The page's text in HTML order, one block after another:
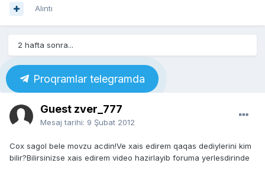
Alıntı
2 hafta sonra...
Proqramlar telegramda
Guest zver_777
Mesaj tarihi: 9 Şubat 2012
Cox sagol bele movzu acdin!Ve xais edirem qaqas dediylerini kim
bilir?Bilirsinizse xais edirem video hazirlayib foruma yerlesdirinde